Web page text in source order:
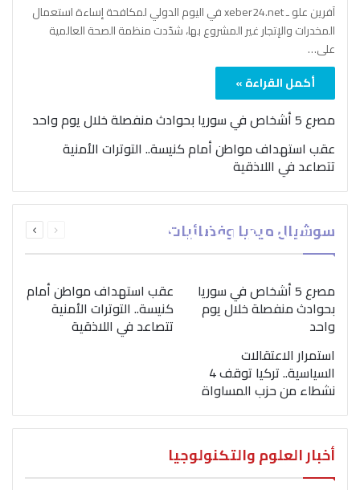
آفرين علو ـ xeber24.net في اليوم الدولي لمكافحة إساءة استعمال
المخدرات والإتجار غير المشروع بها، شدّدت منظمة الصحة العالمية
على…
أكمل القراءة »
مصرع 5 أشخاص في سوريا بحوادث منفصلة خلال يوم واحد
عقب استهداف مواطن أمام كنيسة.. التوترات الأمنية
تتصاعد في اللاذقية
سوشيال ميديا وفضائيات الصفحةالصفحة
بمناسبة اليوم الدولي..
“الصحة العالمية” تؤكد
ضرورة اتباع نهج متكامل
لمواجهة إدمان المخدرات
مصرع 5 أشخاص في سوريا
بحوادث منفصلة خلال يوم
واحد
عقب استهداف مواطن أمام
كنيسة.. التوترات الأمنية
تتصاعد في اللاذقية
استمرار الاعتقالات
السياسية.. تركيا توقف 4
نشطاء من حزب المساواة
أخبار العلوم والتكنولوجيا